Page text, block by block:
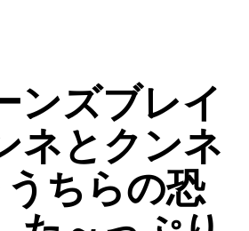
ンズブレイ
ネとクンネ
うちらの恐